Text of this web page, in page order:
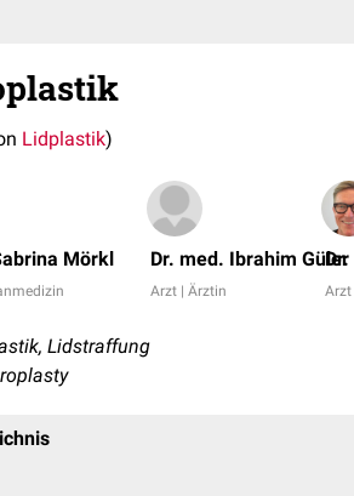
Lidplastik)
Mörkl Dr. med. Ibrahim Güler
Arzt | Ärztin Arzt
Lidstraffung